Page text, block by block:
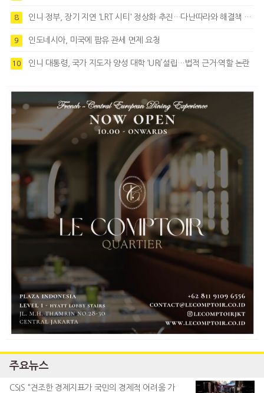
8 인니 정부, 장기 지연 'LRT 시티' 정상화 추진…다난따라와 해결책 모색
9 인도네시아, 미국에 팜유 관세 면제 요청
10 인니 대통령, 국가 지도자 양성 대학 ‘URI’설립…법적 근거·역할 논란
주요뉴스
CSIS "견조한 경제지표가 국민의 경제적 어려움 가